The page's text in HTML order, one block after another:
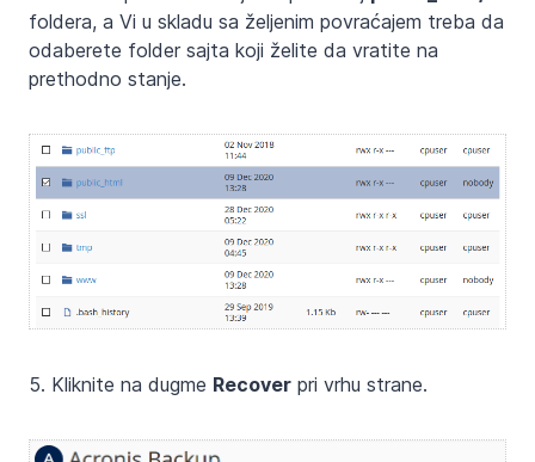
foldera, a Vi u skladu sa željenim povraćajem treba da
odaberete folder sajta koji želite da vratite na
prethodno stanje.
5. Kliknite na dugme Recover pri vrhu strane.